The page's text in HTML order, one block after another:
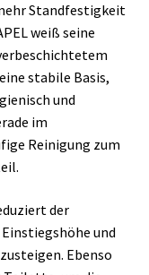
Standfestigkeit
weiß seine
stabile Basis,
und
im
Reinigung zum
der
und
Ebenso